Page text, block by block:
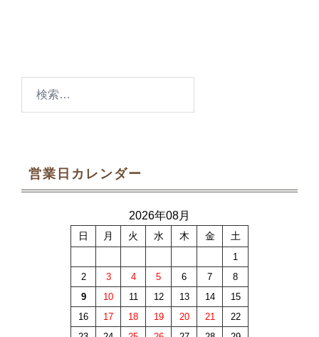
営業日カレンダー
2026年08月
日 月 火 水 木 金 土
1
2
3 4 5 6 7
8
9
10 11 12 13 14
15
16
17 18 19 20 21
22